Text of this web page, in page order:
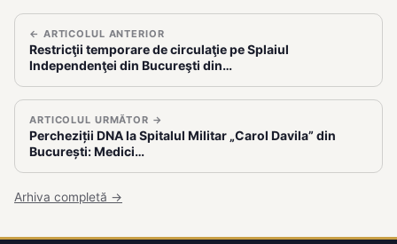
← ARTICOLUL ANTERIOR
Restricţii temporare de circulaţie pe Splaiul
Independenţei din Bucureşti din…
ARTICOLUL URMĂTOR →
Percheziții DNA la Spitalul Militar „Carol Davila” din
București: Medici…
Arhiva completă →